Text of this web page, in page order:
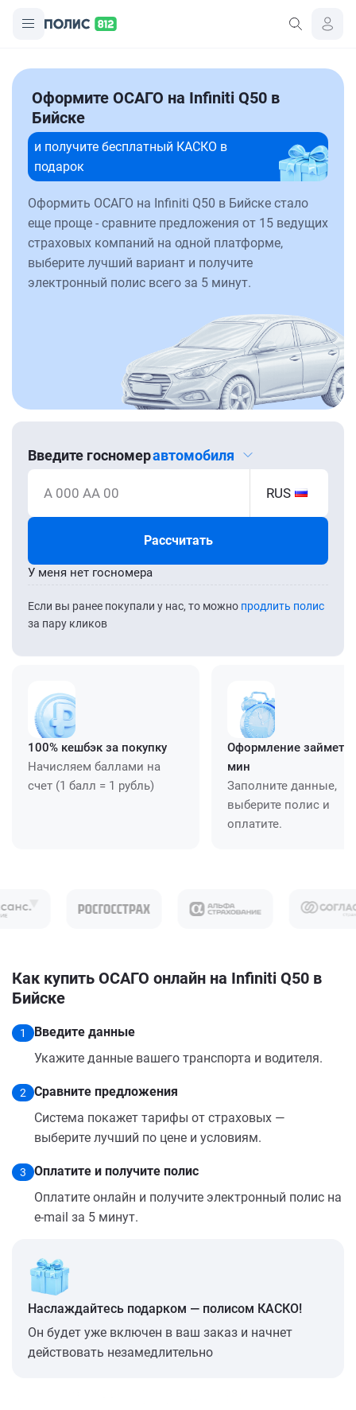
Оформите ОСАГО на Infiniti Q50 в
Бийске
и получите бесплатный КАСКО в
подарок
Оформить ОСАГО на Infiniti Q50 в Бийске стало
еще проще - сравните предложения от 15 ведущих
страховых компаний на одной платформе,
выберите лучший вариант и получите
электронный полис всего за 5 минут.
Введите госномеравтомобиля
А 000 АА 00 RUS
Рассчитать
Если вы ранее покупали у нас, то можно продлить полис
за пару кликов
У меня нет госномера
100% кешбэк за покупку
Начисляем баллами на
счет (1 балл = 1 рубль)
Оформление займет
мин
Заполните данные,
выберите полис и
оплатите.
Как купить ОСАГО онлайн на Infiniti Q50 в
Бийске
1
Введите данные
Укажите данные вашего транспорта и водителя.
2
Сравните предложения
Система покажет тарифы от страховых —
выберите лучший по цене и условиям.
3
Оплатите и получите полис
Оплатите онлайн и получите электронный полис на
e-mail за 5 минут.
Наслаждайтесь подарком — полисом КАСКО!
Он будет уже включен в ваш заказ и начнет
действовать незамедлительно